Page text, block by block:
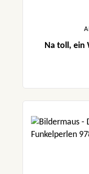
Na toll, ein